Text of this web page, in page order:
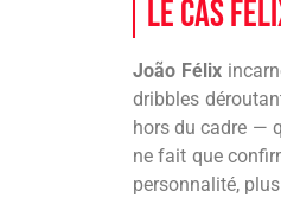
Le cas
João Félix
dribbles
hors du cadre —
ne fait que
personnalité,